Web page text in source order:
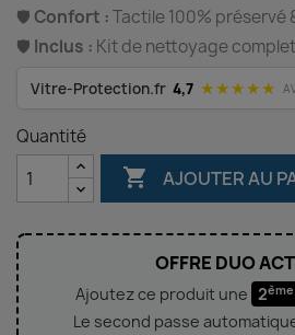
🛡️ Confort :Tactile 100% préservé
🛡️ Inclus : Kit de nettoyage
Vitre-Protection.fr 4,7 ★★★★★
Quantité
 AJOUTER AU
OFFRE DUO
Ajoutez ce produit une 2ème
Le second passe